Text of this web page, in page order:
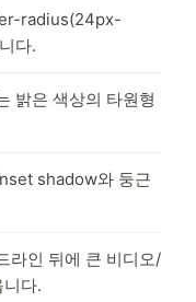
radius(24px-
다.
밝은 색상의 타원형
shadow와 둥근
라인 뒤에 큰 비디오/
다.